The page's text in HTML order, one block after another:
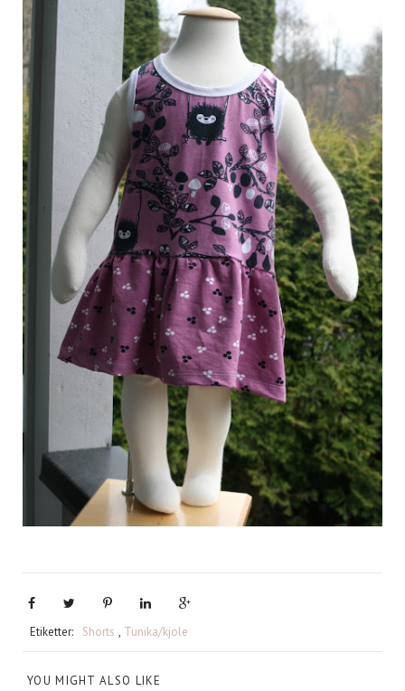
Etiketter: Shorts , Tunika/kjole
YOU MIGHT ALSO LIKE